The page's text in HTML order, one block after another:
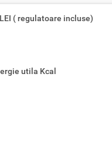
( regulatoare incluse)
utila Kcal